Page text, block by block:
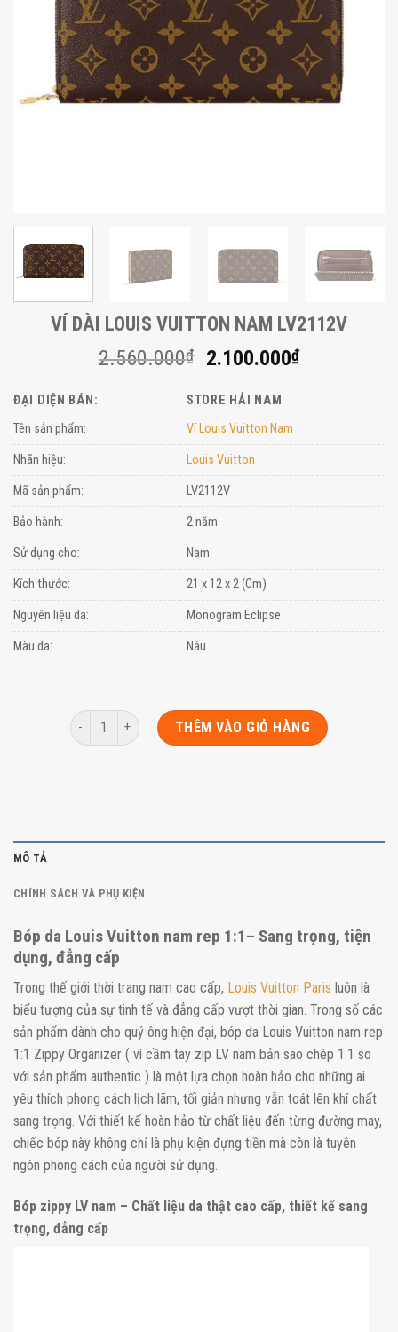
VÍ DÀI LOUIS VUITTON NAM LV2112V
2.560.000₫
Giá
là:
2.560.000₫.
2.100.000₫Giá
ĐẠI DIỆN BÁN:
STORE HẢI NAM
Tên sản phẩm:
Ví Louis Vuitton Nam
Nhãn hiệu: Louis Vuitton
Mã sản phẩm: LV2112V
Bảo hành: 2 năm
Sử dụng cho: Nam
Kích thước: 21 x 12 x 2 (Cm)
Nguyên liệu da: Monogram Eclipse
Màu da: Nâu
Số lượng THÊM VÀO GIỎ HÀNG
MÔ TẢ
CHÍNH SÁCH VÀ PHỤ KIỆN
Bóp da Louis Vuitton nam rep 1:1– Sang trọng, tiện
dụng, đẳng cấp
Trong thế giới thời trang nam cao cấp, Louis Vuitton Paris luôn là
biểu tượng của sự tinh tế và đẳng cấp vượt thời gian. Trong số các
sản phẩm dành cho quý ông hiện đại, bóp da Louis Vuitton nam rep
1:1 Zippy Organizer ( ví cầm tay zip LV nam bản sao chép 1:1 so
với sản phẩm authentic ) là một lựa chọn hoàn hảo cho những ai
yêu thích phong cách lịch lãm, tối giản nhưng vẫn toát lên khí chất
sang trọng. Với thiết kế hoàn hảo từ chất liệu đến từng đường may,
chiếc bóp này không chỉ là phụ kiện đựng tiền mà còn là tuyên
ngôn phong cách của người sử dụng.
Bóp zippy LV nam – Chất liệu da thật cao cấp, thiết kế sang
trọng, đẳng cấp